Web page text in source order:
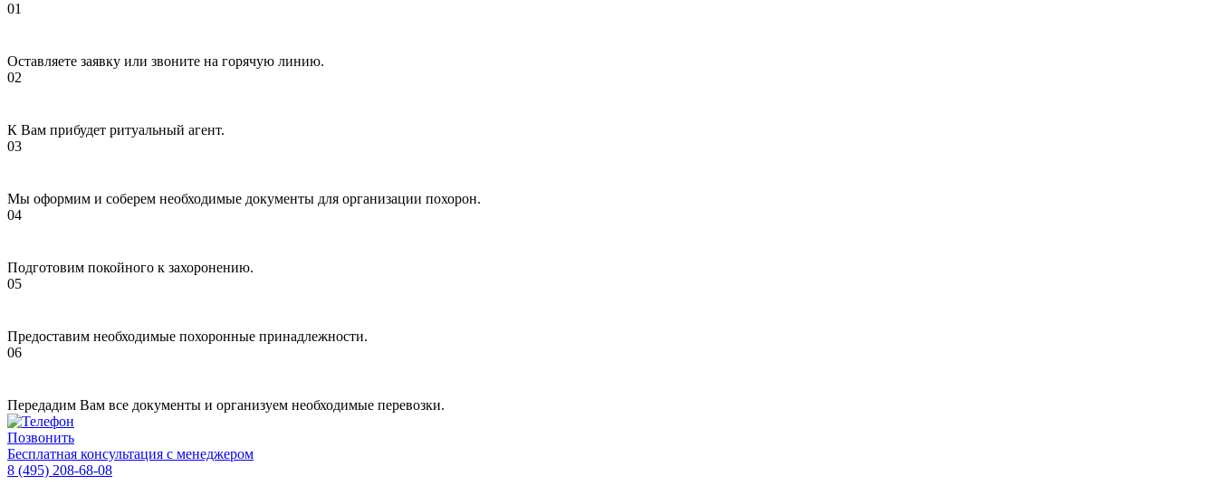
Оставляете заявку или звоните на горячую линию.
К Вам прибудет ритуальный агент.
Мы оформим и соберем необходимые документы для организации похорон.
Подготовим покойного к захоронению.
Предоставим необходимые похоронные принадлежности.
Передадим Вам все документы и организуем необходимые перевозки.
Позвонить
Бесплатная консультация с менеджером
8 (495) 208-68-08